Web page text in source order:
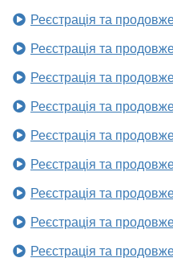
Реєстрація та
Реєстрація та
Реєстрація та
Реєстрація та
Реєстрація та
Реєстрація та
Реєстрація та
Реєстрація та
Реєстрація та